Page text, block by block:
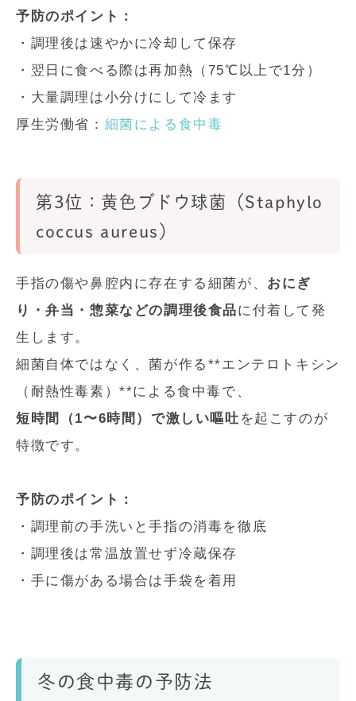
予防のポイント：
・調理後は速やかに冷却して保存
・翌日に食べる際は再加熱（75℃以上で1分）
・大量調理は小分けにして冷ます
厚生労働省： 細菌による食中毒
第3位：黄色ブドウ球菌（Staphylo
coccus aureus）
手指の傷や鼻腔内に存在する細菌が、 おにぎ
り・弁当・惣菜などの調理後食品に付着して発
生します。
細菌自体ではなく、菌が作る**エンテロトキシン
（耐熱性毒素）**による食中毒で、
短時間（1〜6時間）で激しい嘔吐 を起こすのが
特徴です。
予防のポイント：
・調理前の手洗いと手指の消毒を徹底
・調理後は常温放置せず冷蔵保存
・手に傷がある場合は手袋を着用
冬の食中毒の予防法